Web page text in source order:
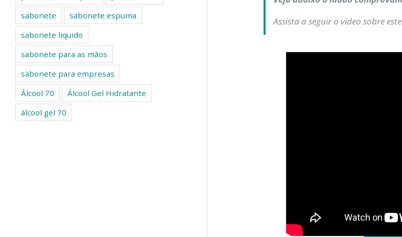
Assista a seguir o video sobre
sabonete
sabonete espuma
sabonete liquido
sabonete para as mãos
sabonete para empresas
Álcool 70
Álcool Gel Hidratante
álcool gel 70